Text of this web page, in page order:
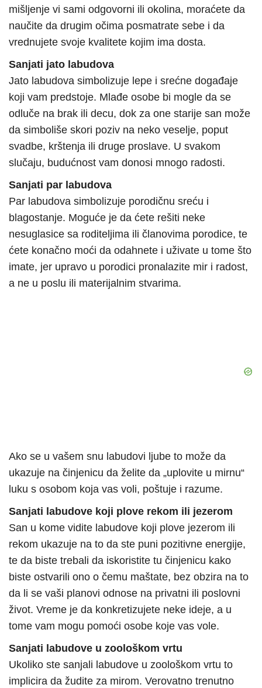
mišljenje vi sami odgovorni ili okolina, moraćete da
naučite da drugim očima posmatrate sebe i da
vrednujete svoje kvalitete kojim ima dosta.
Sanjati jato labudova
Jato labudova simbolizuje lepe i srećne događaje
koji vam predstoje. Mlađe osobe bi mogle da se
odluče na brak ili decu, dok za one starije san može
da simboliše skori poziv na neko veselje, poput
svadbe, krštenja ili druge proslave. U svakom
slučaju, budućnost vam donosi mnogo radosti.
Sanjati par labudova
Par labudova simbolizuje porodičnu sreću i
blagostanje. Moguće je da ćete rešiti neke
nesuglasice sa roditeljima ili članovima porodice, te
ćete konačno moći da odahnete i uživate u tome što
imate, jer upravo u porodici pronalazite mir i radost,
a ne u poslu ili materijalnim stvarima.
Ako se u vašem snu labudovi ljube to može da
ukazuje na činjenicu da želite da „uplovite u mirnu“
luku s osobom koja vas voli, poštuje i razume.
Sanjati labudove koji plove rekom ili jezerom
San u kome vidite labudove koji plove jezerom ili
rekom ukazuje na to da ste puni pozitivne energije,
te da biste trebali da iskoristite tu činjenicu kako
biste ostvarili ono o čemu maštate, bez obzira na to
da li se vaši planovi odnose na privatni ili poslovni
život. Vreme je da konkretizujete neke ideje, a u
tome vam mogu pomoći osobe koje vas vole.
Sanjati labudove u zoološkom vrtu
Ukoliko ste sanjali labudove u zoološkom vrtu to
implicira da žudite za mirom. Verovatno trenutno